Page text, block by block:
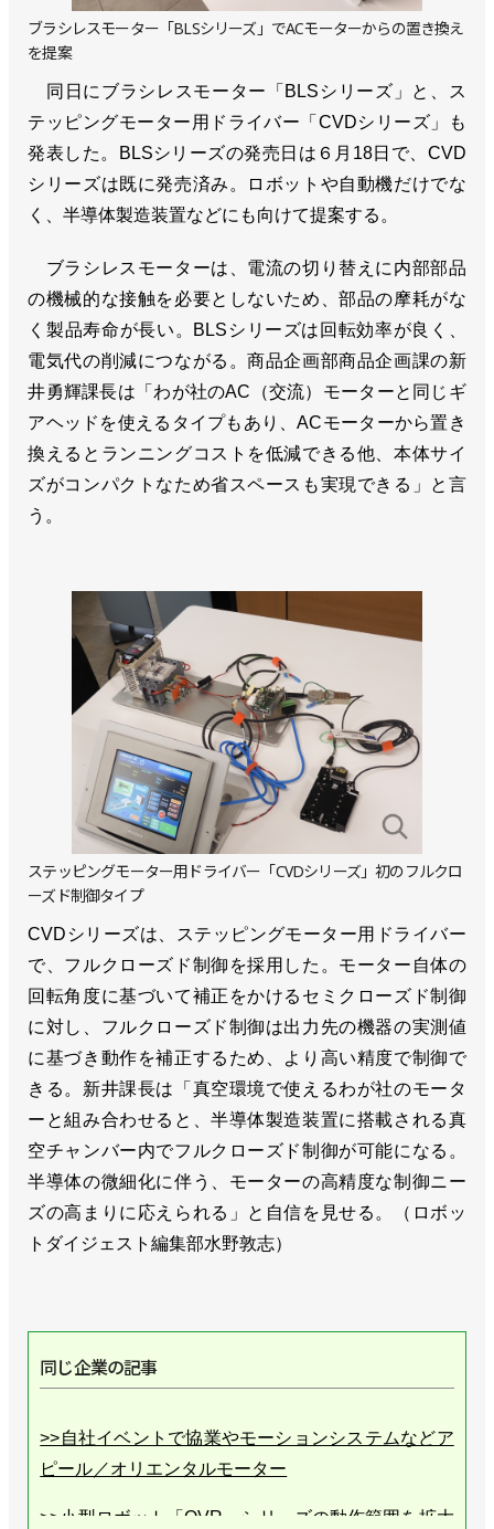
ブラシレスモーター「BLSシリーズ」でACモーターからの置き換え
を提案
同日にブラシレスモーター「BLSシリーズ」と、ス
テッピングモーター用ドライバー「CVDシリーズ」も
発表した。BLSシリーズの発売日は６月18日で、CVD
シリーズは既に発売済み。ロボットや自動機だけでな
く、半導体製造装置などにも向けて提案する。
ブラシレスモーターは、電流の切り替えに内部部品
の機械的な接触を必要としないため、部品の摩耗がな
く製品寿命が長い。BLSシリーズは回転効率が良く、
電気代の削減につながる。商品企画部商品企画課の新
井勇輝課長は「わが社のAC（交流）モーターと同じギ
アヘッドを使えるタイプもあり、ACモーターから置き
換えるとランニングコストを低減できる他、本体サイ
ズがコンパクトなため省スペースも実現できる」と言
う。
ステッピングモーター用ドライバー「CVDシリーズ」初のフルクロ
ーズド制御タイプ
CVDシリーズは、ステッピングモーター用ドライバー
で、フルクローズド制御を採用した。モーター自体の
回転角度に基づいて補正をかけるセミクローズド制御
に対し、フルクローズド制御は出力先の機器の実測値
に基づき動作を補正するため、より高い精度で制御で
きる。新井課長は「真空環境で使えるわが社のモータ
ーと組み合わせると、半導体製造装置に搭載される真
空チャンバー内でフルクローズド制御が可能になる。
半導体の微細化に伴う、モーターの高精度な制御ニー
ズの高まりに応えられる」と自信を見せる。（ロボッ
トダイジェスト編集部水野敦志）
同じ企業の記事
>>自社イベントで協業やモーションシステムなどア
ピール／オリエンタルモーター
>>小型ロボット「OVR」シリーズの動作範囲を拡大